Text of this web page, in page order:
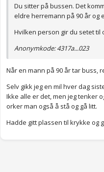
Du sitter på bussen. Det
eldre herremann på 90 år og
Hvilken person gir du setet til
Anonymkode: 4317a...023
Når en mann på 90 år tar buss,
Selv gikk jeg en mil hver dag
Ikke alle er det, men jeg tenker
orker man også å stå og gå litt.
Hadde gitt plassen til krykke og